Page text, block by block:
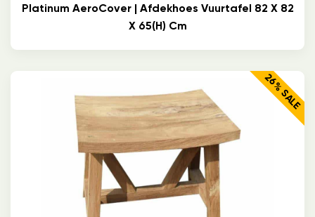
Platinum AeroCover | Afdekhoes Vuurtafel 82 X 82
X 65(h) Cm
26% SALE